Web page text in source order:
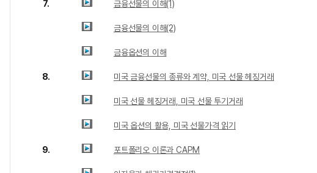
7. 금융선물의 이해(1)
금융선물의 이해(2)
금융옵션의 이해
8. 미국 금융선물의 종류와 계약, 미국 선물 헤징거래
미국 선물 헤징거래, 미국 선물 투기거래
미국 옵션의 활용, 미국 선물가격 읽기
9. 포트폴리오 이론과 CAPM